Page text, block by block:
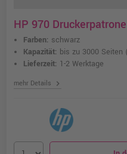
HP 970
Farben: schwarz
Kapazität: bis zu 3000 Seiten
Lieferzeit: 1-2 Werktage
mehr Details chevron_right